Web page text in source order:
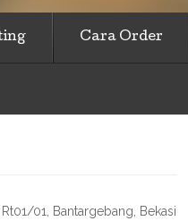
Cara Order
01, Bantargebang, Bekasi